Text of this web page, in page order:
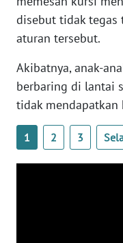
disebut tidak tegas
aturan tersebut.
Akibatnya, anak-
berbaring di lantai
tidak mendapatkan
1 2 3
KEPRI
WN
PAPUA
WN
PAPUA